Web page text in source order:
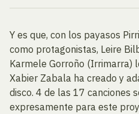
Y es que, con los payasos
como protagonistas, Leire
Karmele Gorroño (Irrimarra)
Xabier Zabala ha creado y
disco. 4 de las 17 canciones
expresamente para este